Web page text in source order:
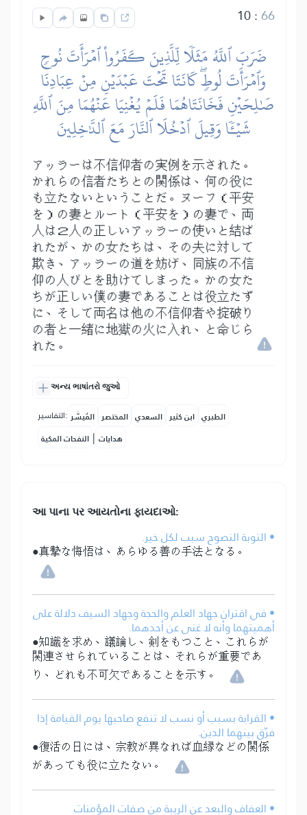
10:66
ضَرَبَ ٱللَّهُ مَثَلٗا لِّلَّذِينَ كَفَرُواْ ٱمۡرَأَتَ نُوحٖ
وَٱمۡرَأَتَ لُوطٖۖ كَانَتَا تَحۡتَ عَبۡدَيۡنِ مِنۡ عِبَادِنَا
صَٰلِحَيۡنِ فَخَانَتَاهُمَا فَلَمۡ يُغۡنِيَا عَنۡهُمَا مِنَ ٱللَّهِ
شَيۡـٔٗا وَقِيلَ ٱدۡخُلَا ٱلنَّارَ مَعَ ٱلدَّٰخِلِينَ
アッラーは不信仰者の実例を示された。
かれらの信者たちとの関係は、何の役に
も立たないということだ。ヌーフ（平安
を）の妻とルート（平安を）の妻で、両
人は２人の正しいアッラーの使いと結ば
れたが、かの女たちは、その夫に対して
欺き、アッラーの道を妨げ、同族の不信
仰の人びとを助けてしまった。かの女た
ちが正しい僕の妻であることは役立たず
に、そして両名は他の不信仰者や掟破り
の者と一緒に地獄の火に入れ、と命じら
れた。
અન્ય ભાષાંતરો જુઓ
التفاسير: المُيسَّر المختصر السعدي ابن كثير الطبري
النفحات المكية | هدايات
આ પાના પર આયતોના ફાયદાઓ:
• التوبة النصوح سبب لكل خير.
●真摯な悔悟は、あらゆる善の手法となる。
• في اقتران جهاد العلم والحجة وجهاد السيف دلالة على
أهميتهما وأنه لا غنى عن أحدهما.
●知識を求め、議論し、剣をもつこと、これらが
関連させられていることは、それらが重要であ
り、どれも不可欠であることを示す。
• القرابة بسبب أو نسب لا تنفع صاحبها يوم القيامة إذا
فرّق بينهما الدين.
●復活の日には、宗教が異なれば血縁などの関係
があっても役に立たない。
• العفاف والبعد عن الريبة من صفات المؤمنات